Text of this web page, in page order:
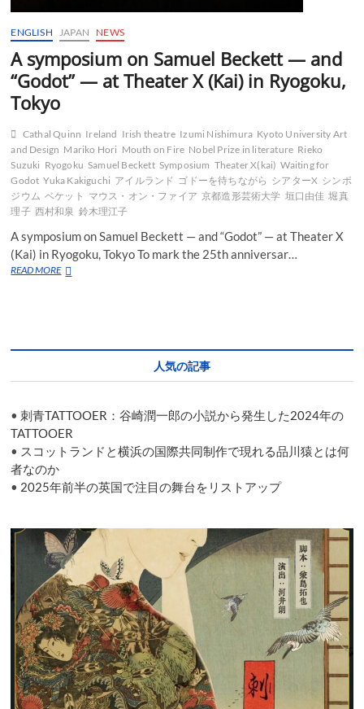
ENGLISH JAPAN NEWS
A symposium on Samuel Beckett — and
“Godot” — at Theater X (Kai) in Ryogoku,
Tokyo
Cathal Quinn Ireland Irish theatre Izumi Nishimura Kyoto University Art
and Design Mariko Hori Mouth on Fire Nobel Prize in literature Rieko
Suzuki Ryogoku Samuel Beckett Symposium Theater X(kai) Waiting for
Godot Yuka Kakiguchi アイルランド ゴドーを待ちながら シアターX シンポ
ジウム ベケット マウス・オン・ファイア 京都造形芸術大学 垣口由佳 堀真
理子 西村和泉 鈴木理江子
A symposium on Samuel Beckett — and “Godot” — at Theater X
(Kai) in Ryogoku, Tokyo To mark the 25th anniversar…
READ MOREA
Theater
X
(Kai)
in
Tokyo
人気の記事
•刺青TATTOOER：谷崎潤一郎の小説から発生した2024年の
TATTOOER
• スコットランドと横浜の国際共同制作で現れる品川猿とは何
者なのか
• 2025年前半の英国で注目の舞台をリストアップ